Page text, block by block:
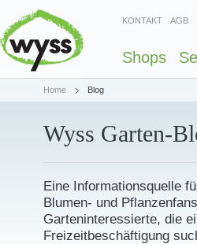
KONTAKT AGB
Shops
Home Blog
Wyss Garten-
Eine Informationsquelle
Blumen- und
Garteninteressierte, die
Freizeitbeschäftigung